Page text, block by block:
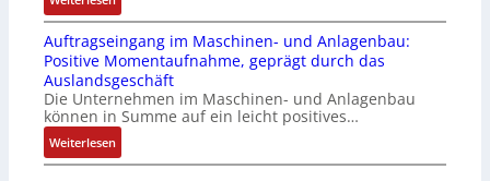
t
e
m
e
R
e
i
e
g
a
S
e
u
e
r
u
n
v
o
n
A
G
V
u
n
d
r
u
k
t
u
r
3
6
f
e
h
l
e
n
A
l
l
A
b
o
u
t
Auftragseingang im Maschinen- und Anlagenbau:
Positive Momentaufnahme, geprägt durch das
Auslandsgeschäft
Die Unternehmen im Maschinen- und Anlagenbau
können in Summe auf ein leicht positives…
Weiterlesen:
A